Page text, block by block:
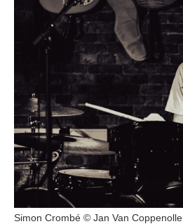
Simon Crombé © Jan Van Coppenolle